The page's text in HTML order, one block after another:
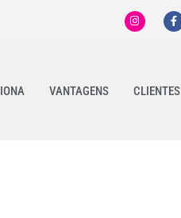
VANTAGENS CLIENTES